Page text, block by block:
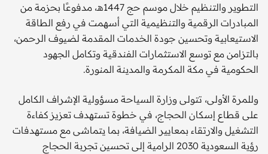
التطوير والتنظيم خلال موسم حج 1447هـ، مدفوعًا بحزمة من
المبادرات الرقمية والتنظيمية التي أسهمت في رفع الطاقة
الاستيعابية وتحسين جودة الخدمات المقدمة لضيوف الرحمن،
بالتزامن مع توسع الاستثمارات الفندقية وتكامل الجهود
الحكومية في مكة المكرمة والمدينة المنورة.
وللمرة الأولى، تتولى وزارة السياحة مسؤولية الإشراف الكامل
على قطاع إسكان الحجاج، في خطوة تستهدف تعزيز كفاءة
التشغيل والارتقاء بمعايير الضيافة، بما يتماشى مع مستهدفات
رؤية السعودية 2030 الرامية إلى تحسين تجربة الحجاج